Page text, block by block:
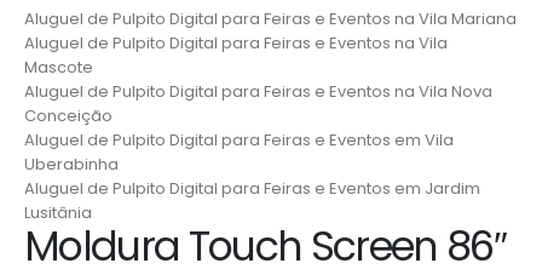
Aluguel de Pulpito Digital para Feiras e Eventos na Vila Mariana
Aluguel de Pulpito Digital para Feiras e Eventos na Vila
Mascote
Aluguel de Pulpito Digital para Feiras e Eventos na Vila Nova
Conceição
Aluguel de Pulpito Digital para Feiras e Eventos em Vila
Uberabinha
Aluguel de Pulpito Digital para Feiras e Eventos em Jardim
Lusitânia
Moldura Touch Screen 86″